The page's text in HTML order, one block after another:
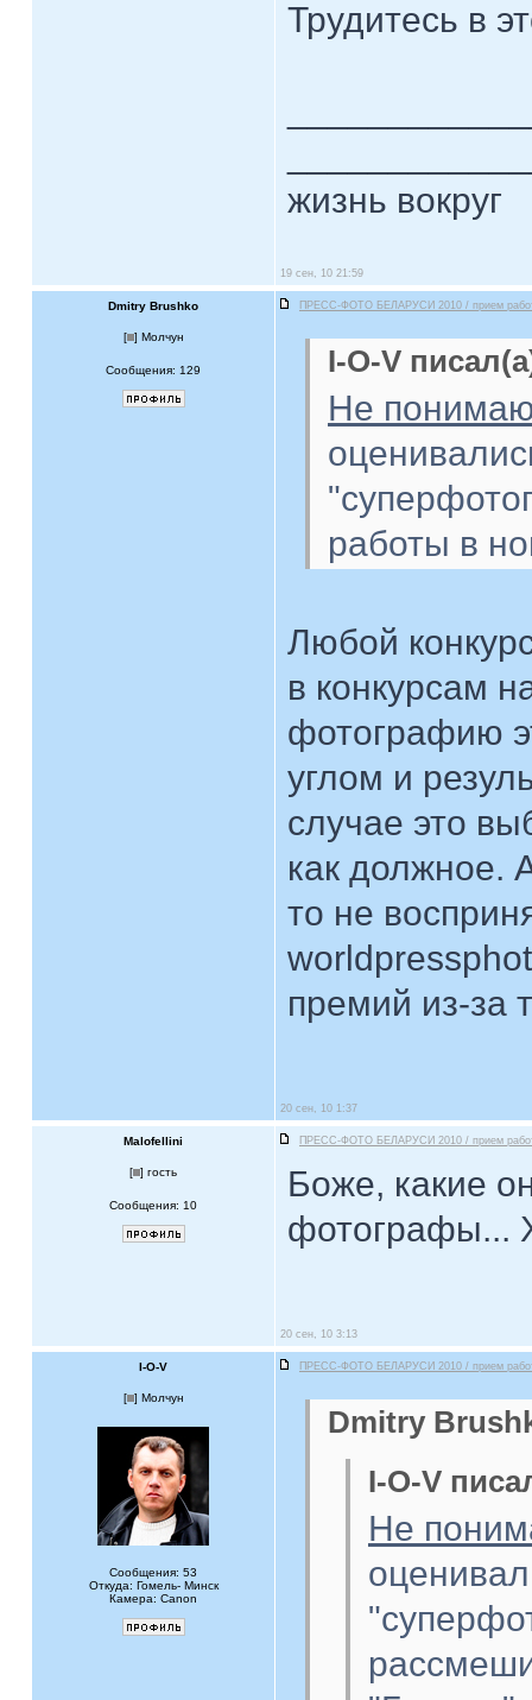
Трудитесь в
жизнь вокруг
19 сен, 10 21:59
Dmitry Brushko ПРЕСС-ФОТО БЕЛАРУСИ 2010 / прием
[ ] Молчун
Сообщения: 129 I-O-V
Не
работы в
Любой
в конкурсам
фотографию
углом и
случае это
как должное.
то не
премий из-за
20 сен, 10 1:37
Malofellini ПРЕСС-ФОТО БЕЛАРУСИ 2010 / прием
[ ] гость
Сообщения: 10
Боже, какие
фотографы...
20 сен, 10 3:13
I-O-V ПРЕСС-ФОТО БЕЛАРУСИ 2010 / прием
[ ] Молчун
Сообщения: 53
Откуда: Гомель- Минск
Камера: Canon
Dmitry
I-O-V
Не